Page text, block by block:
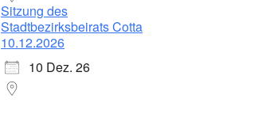
Sitzung des
Stadtbezirksbeirats Cotta
10.12.2026
10 Dez. 26